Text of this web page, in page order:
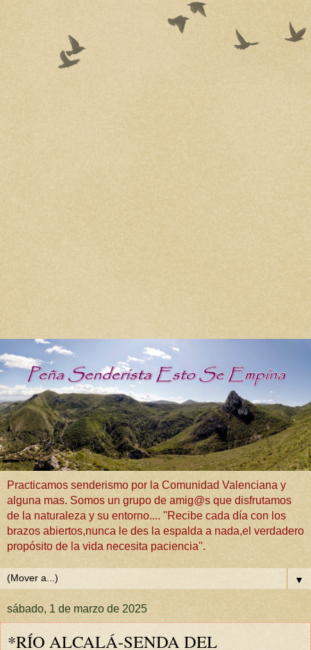
Practicamos senderismo por la Comunidad Valenciana y
alguna mas. Somos un grupo de amig@s que disfrutamos
de la naturaleza y su entorno.... ''Recibe cada día con los
brazos abiertos,nunca le des la espalda a nada,el verdadero
propósito de la vida necesita paciencia''.
▼
sábado, 1 de marzo de 2025
*RÍO ALCALÁ-SENDA DEL